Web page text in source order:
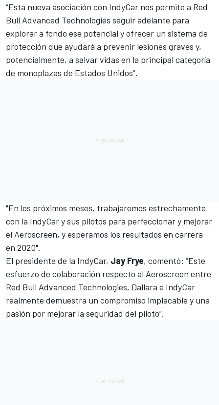
“Esta nueva asociación con IndyCar nos permite a Red
Bull Advanced Technologies seguir adelante para
explorar a fondo ese potencial y ofrecer un sistema de
protección que ayudará a prevenir lesiones graves y,
potencialmente, a salvar vidas en la principal categoría
de monoplazas de Estados Unidos”.
"En los próximos meses, trabajaremos estrechamente
con la IndyCar y sus pilotos para perfeccionar y mejorar
el Aeroscreen, y esperamos los resultados en carrera
en 2020".
El presidente de la IndyCar, Jay Frye, comentó: “Este
esfuerzo de colaboración respecto al Aeroscreen entre
Red Bull Advanced Technologies, Dallara e IndyCar
realmente demuestra un compromiso implacable y una
pasión por mejorar la seguridad del piloto”.